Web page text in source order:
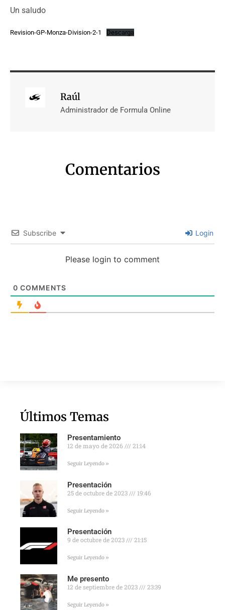
Un saludo
Revision-GP-Monza-Division-2-1 Descarga
Raúl
Administrador de Formula Online
Comentarios
Subscribe Login
Please login to comment
0 COMMENTS
Últimos Temas
Presentamiento
12 de mayo de 2026 21:14
Seguir Leyendo »
Presentación
25 de octubre de 2023 19:46
Seguir Leyendo »
Presentación
9 de octubre de 2023 21:15
Seguir Leyendo »
Me presento
12 de septiembre de 2023 23:39
Seguir Leyendo »